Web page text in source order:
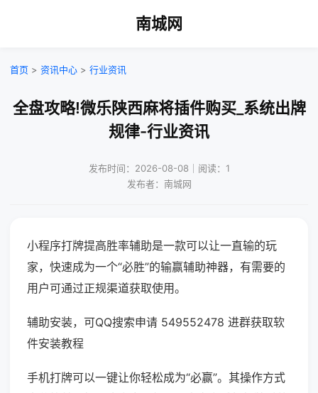
南城网
首页 > 资讯中心 > 行业资讯
全盘攻略!微乐陕西麻将插件购买_系统出牌
规律-行业资讯
发布时间：2026-08-08｜阅读：1
发布者：南城网
小程序打牌提高胜率辅助是一款可以让一直输的玩
家，快速成为一个“必胜”的输赢辅助神器，有需要的
用户可通过正规渠道获取使用。
辅助安装，可QQ搜索申请 549552478 进群获取软
件安装教程
手机打牌可以一键让你轻松成为“必赢”。其操作方式